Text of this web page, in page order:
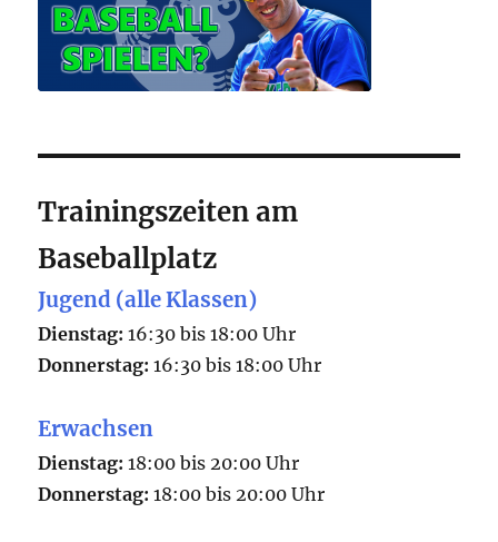
Trainingszeiten am
Baseballplatz
Jugend (alle Klassen)
Dienstag: 16:30 bis 18:00 Uhr
Donnerstag: 16:30 bis 18:00 Uhr
Erwachsen
Dienstag: 18:00 bis 20:00 Uhr
Donnerstag: 18:00 bis 20:00 Uhr